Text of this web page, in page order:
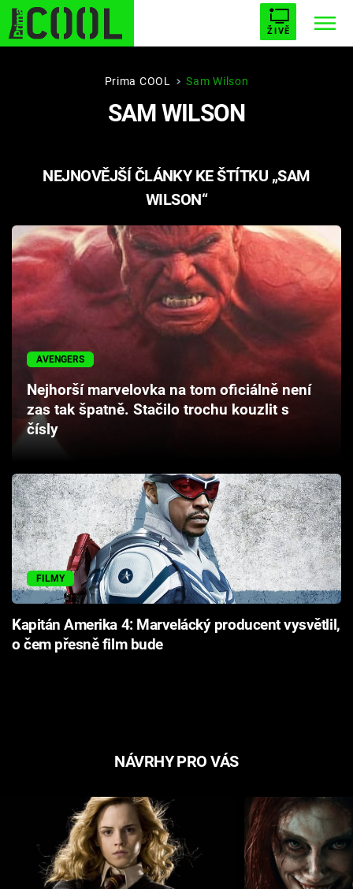
ŽIVĚ
STARHOUSE BUFFY, PŘEMOŽITELKA UPÍRŮ
PLNEJ KOTEL AVENGERS 5
Filmy
Seriály
Hry
Cool Esport
Pořady
Sledujte prima+
Přihlášení
Sledujte nás
Prima COOL Sam Wilson
SAM WILSON
NEJNOVĚJŠÍ ČLÁNKY KE ŠTÍTKU „SAM
WILSON“
AVENGERS
Nejhorší marvelovka na tom oficiálně není
zas tak špatně. Stačilo trochu kouzlit s
čísly
FILMY
Kapitán Amerika 4: Marvelácký producent vysvětlil,
o čem přesně film bude
NÁVRHY PRO VÁS